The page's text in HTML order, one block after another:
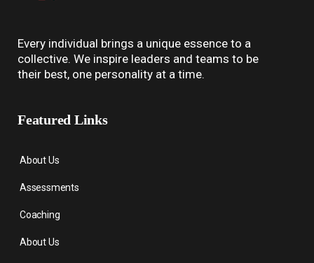
Every individual brings a unique essence to a
collective. We inspire leaders and teams to be
their best, one personality at a time.
Featured Links
About Us
Assessments
Coaching
About Us